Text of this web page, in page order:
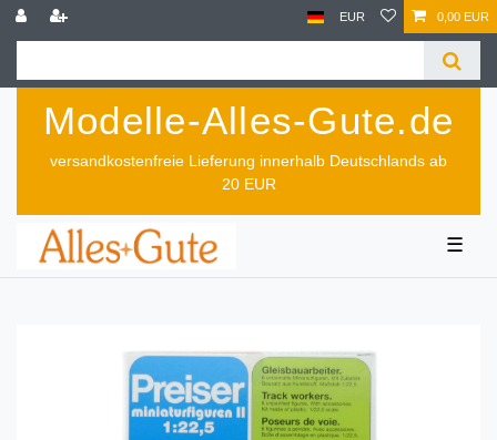
EUR 0,00 EUR
Modelle-Alles-Gute.de
versandkostenfreie Lieferung innerhalb Deutschlands ab
20 EUR
☰